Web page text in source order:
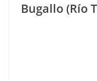
Bugallo (Río